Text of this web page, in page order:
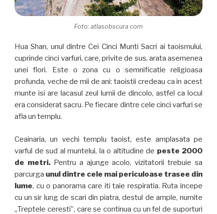
Foto: atlasobscura com
Hua Shan, unul dintre Cei Cinci Munti Sacri ai taoismului,
cuprinde cinci varfuri, care, privite de sus, arata asemenea
unei flori. Este o zona cu o semnificatie religioasa
profunda, veche de mii de ani: taoistii credeau ca in acest
munte isi are lacasul zeul lumii de dincolo, astfel ca locul
era considerat sacru. Pe fiecare dintre cele cinci varfuri se
afla un templu.
Ceainaria, un vechi templu taoist, este amplasata pe
varful de sud al muntelui, la o altitudine de peste 2000
de metri.Pentru a ajunge acolo, vizitatorii trebuie sa
parcurga unul dintre cele mai periculoase trasee din
lume, cu o panorama care iti taie respiratia. Ruta incepe
cu un sir lung de scari din piatra, destul de ample, numite
„Treptele ceresti”, care se continua cu un fel de suporturi